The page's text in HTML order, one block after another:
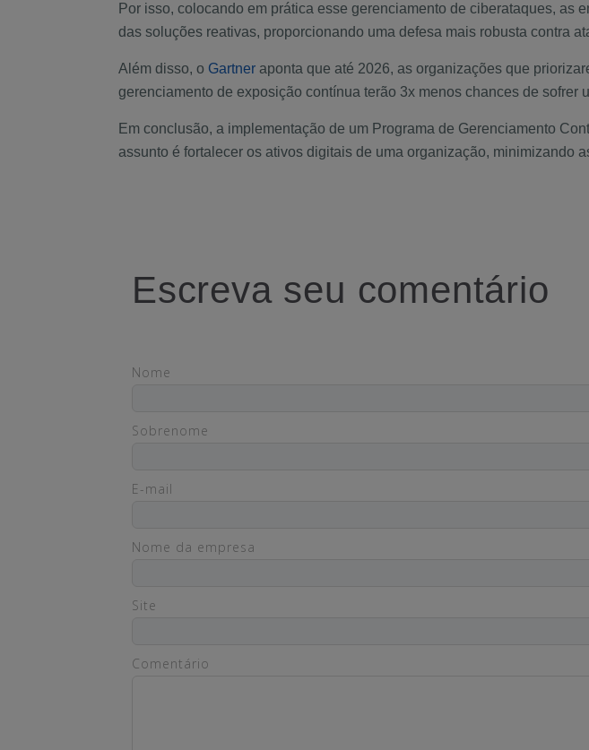
Por isso, colocando em prática esse gerenciamento de ciberataques,
das soluções reativas, proporcionando uma defesa mais robusta contra
Além disso, o Gartner aponta que até 2026, as organizações que
gerenciamento de exposição contínua terão 3x menos chances de sofrer
Em conclusão, a implementação de um Programa de Gerenciamento
assunto é fortalecer os ativos digitais de uma organização, minimizando
Escreva seu comentário
Nome
Sobrenome
E-mail
Nome da empresa
Site
Comentário